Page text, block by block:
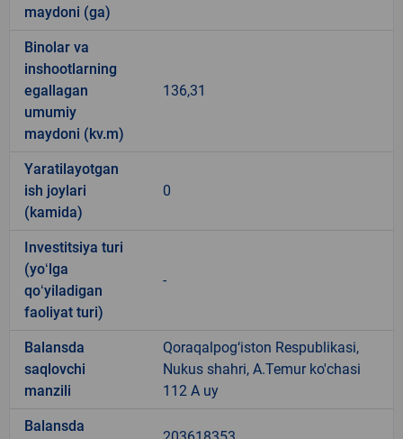
maydoni (ga)
Binolar va
inshootlarning
egallagan
umumiy
maydoni (kv.m)
136,31
Yaratilayotgan
ish joylari
(kamida)
0
Investitsiya turi
(yoʻlga
qoʻyiladigan
faoliyat turi)
-
Balansda
saqlovchi
manzili
Qoraqalpog‘iston Respublikasi,
Nukus shahri, A.Temur ko'chasi
112 A uy
Balansda